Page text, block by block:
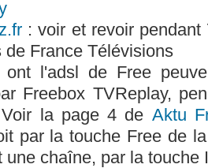
: voir et revoir
de France Télévisions
ont l'adsl de Free
Freebox TVReplay,
la page 4 de Aktu
par la touche Free de
une chaîne, par la touche